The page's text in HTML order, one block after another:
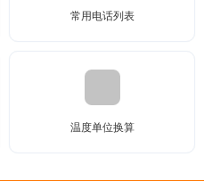
常用电话列表
温度单位换算